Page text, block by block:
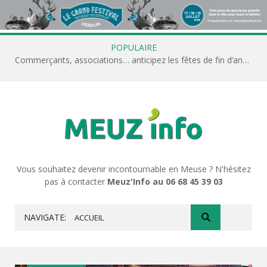
POPULAIRE
Commerçants, associations… anticipez les fêtes de fin d’année avec Meuz’Info
Vous souhaitez devenir incontournable en Meuse ? N'hésitez
pas à contacter Meuz'Info au 06 68 45 39 03
NAVIGATE: ACCUEIL